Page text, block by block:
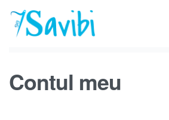
Contul meu